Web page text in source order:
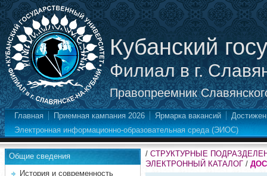
Кубанский
Филиал в г.
Правопреемник
Главная Приемная кампания 2026 Ярмарка вакансий
Электронная информационно-образовательная среда (ЭИОС)
Общие сведения
История и современность
/ СТРУКТУРНЫЕ
ЭЛЕКТРОННЫЙ КАТАЛОГ /